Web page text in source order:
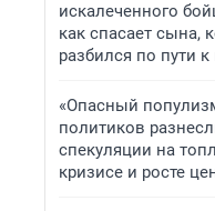
искалеченного
как спасает сына,
разбился по пути к
«Опасный
политиков
спекуляции на
кризисе и росте